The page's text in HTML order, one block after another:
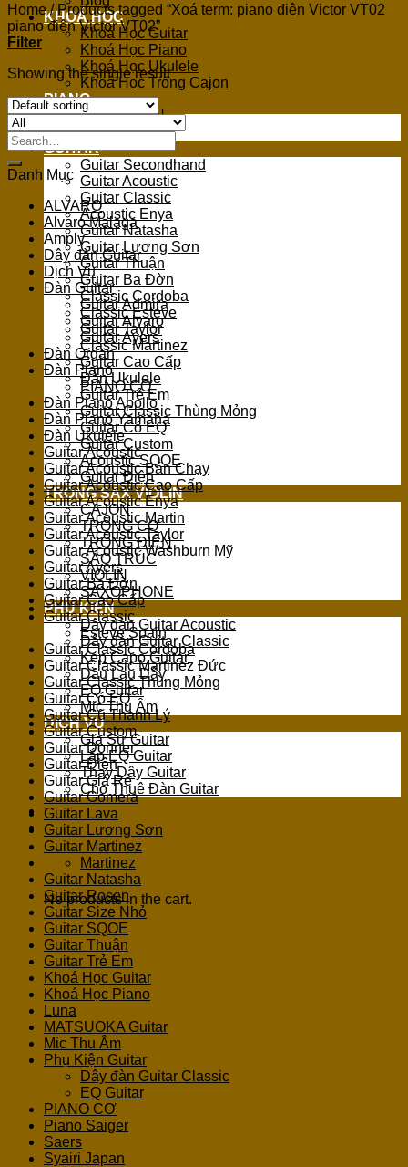
KHOÁ HỌC
Khoá Học Guitar
Khoá Học Piano
Khoá Học Ukulele
Khoá Học Trống Cajon
PIANO
PIANO ĐIỆN
PIANO CƠ
GUITAR
Guitar Secondhand
Guitar Acoustic
Guitar Classic
Acoustic Enya
Guitar Natasha
Guitar Lương Sơn
Guitar Thuận
Guitar Ba Đờn
Classic Cordoba
Classic Esteve
Guitar Taylor
Classic Martinez
Guitar Cao Cấp
Đàn Ukulele
Guitar Trẻ Em
Guitar Classic Thùng Mỏng
Guitar Có EQ
Guitar Custom
Acoustic SQOE
Guitar Điện
TRỐNG SAX VIOLIN
CAJON
TRỐNG CƠ
TRỐNG ĐIỆN
SÁO TRÚC
VIOLIN
SAXOPHONE
PHỤ KIỆN
Dây đàn Guitar Acoustic
Dây đàn Guitar Classic
Kẹp Capo Guitar
Dầu Lau Dây
EQ Guitar
Mic Thu Âm
DỊCH VỤ
Gia Sư Guitar
Lắp EQ Guitar
Thay Dây Guitar
Cho Thuê Đàn Guitar
Cart
No products in the cart.
Home /Products tagged “Xoá term: piano điện Victor VT02
piano điện Victor VT02”
Filter
Showing the single result
Search
for:
Danh Mục
ALVARO
Alvaro Malaga
Amply
Dây đàn Guitar
Dịch Vụ
Đàn Guitar
Guitar Admira
Guitar Alvaro
Guitar Ayers
Đàn Organ
Đàn Piano
PIANO CƠ
Đàn Piano Apollo
Đàn Piano Yamaha
Đàn Ukulele
Guitar Acoustic
Guitar Acoustic Bán Chạy
Guitar Acoustic Cao Cấp
Guitar Acoustic Enya
Guitar Acoustic Martin
Guitar Acoustic Taylor
Guitar Acoustic Washburn Mỹ
Guitar Ayers
Guitar Ba Đờn
Guitar Cao Cấp
Guitar Classic
Esteve Spain
Guitar Classic Cordoba
Guitar Classic Martinez Đức
Guitar Classic Thùng Mỏng
Guitar Có EQ
Guitar Cũ Thanh Lý
Guitar Custom
Guitar Donner
Guitar Điện
Guitar Giá Rẻ
Guitar Gomera
Guitar Lava
Guitar Lương Sơn
Guitar Martinez
Martinez
Guitar Natasha
Guitar Rosen
Guitar Size Nhỏ
Guitar SQOE
Guitar Thuận
Guitar Trẻ Em
Khoá Học Guitar
Khoá Học Piano
Luna
MATSUOKA Guitar
Mic Thu Âm
Phụ Kiện Guitar
Dây đàn Guitar Classic
EQ Guitar
PIANO CƠ
Piano Saiger
Saers
Syairi Japan